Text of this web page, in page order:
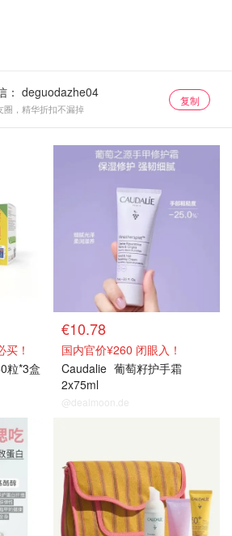
：
圈，精华折扣不漏掉
复制
！
粒*3盒
€10.78
国内官价¥260 闭眼入！
Caudalie 葡萄籽护手霜
2x75ml
@dealmoon.de